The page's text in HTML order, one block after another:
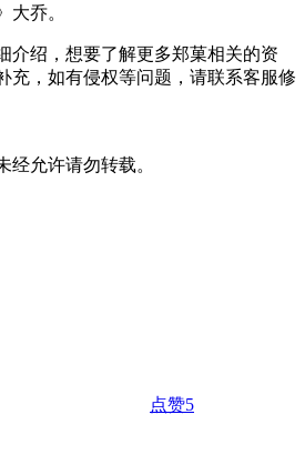
大乔。
介绍，想要了解更多郑菓相关的资
充，如有侵权等问题，请联系客服修
经允许请勿转载。
点赞5